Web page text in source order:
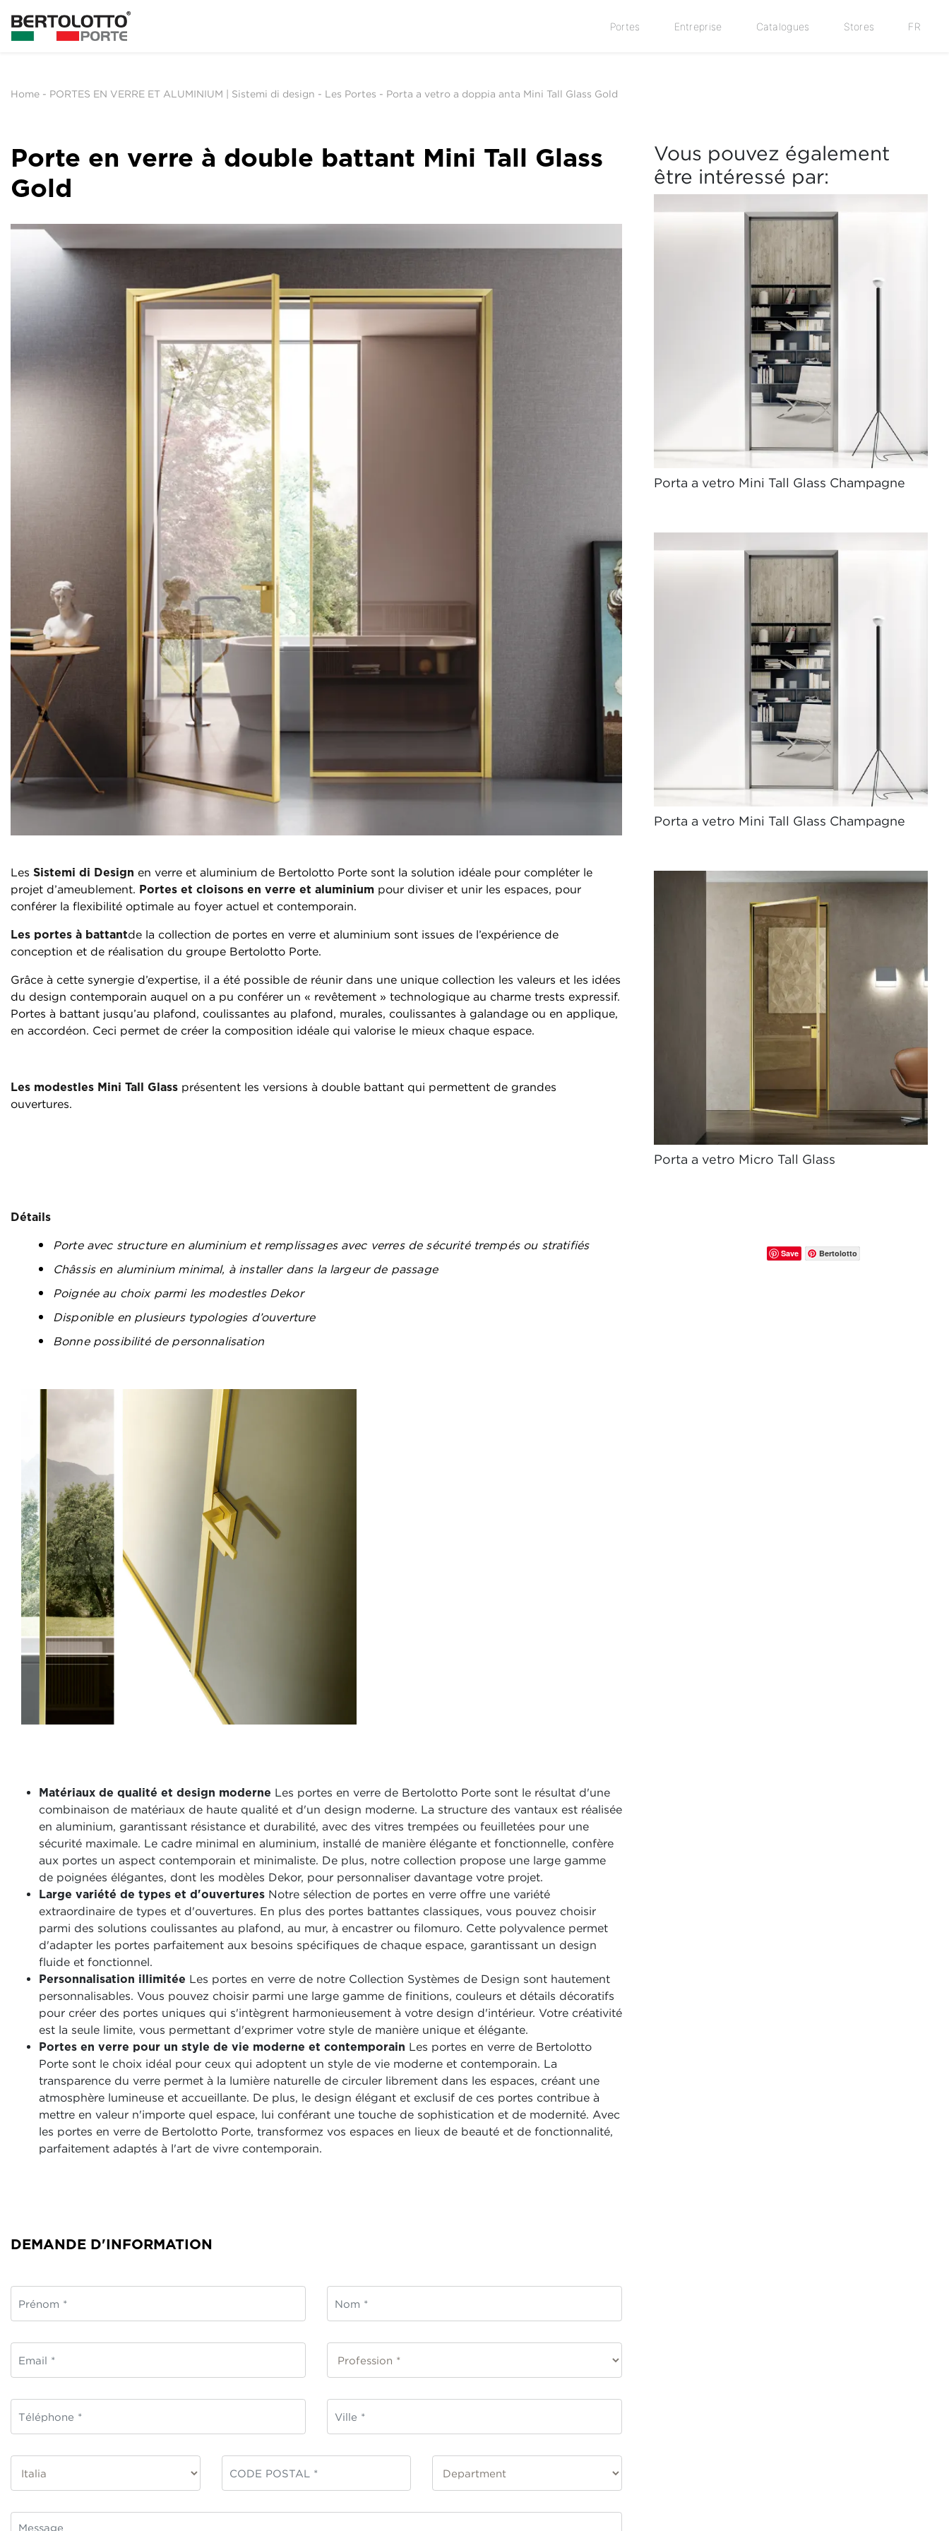
Portes Entreprise Catalogues Stores FR
Home - PORTES EN VERRE ET ALUMINIUM | Sistemi di design - Les Portes - Porta a vetro a doppia anta Mini Tall Glass Gold
Porte en verre à double battant Mini Tall Glass
Gold
Les Sistemi di Design en verre et aluminium de Bertolotto Porte sont la solution idéale pour compléter le
projet d’ameublement. Portes et cloisons en verre et aluminium pour diviser et unir les espaces, pour
conférer la flexibilité optimale au foyer actuel et contemporain.
Les portes à battantde la collection de portes en verre et aluminium sont issues de l’expérience de
conception et de réalisation du groupe Bertolotto Porte.
Grâce à cette synergie d’expertise, il a été possible de réunir dans une unique collection les valeurs et les idées
du design contemporain auquel on a pu conférer un « revêtement » technologique au charme trests expressif.
Portes à battant jusqu’au plafond, coulissantes au plafond, murales, coulissantes à galandage ou en applique,
en accordéon. Ceci permet de créer la composition idéale qui valorise le mieux chaque espace.
Les modestles Mini Tall Glass présentent les versions à double battant qui permettent de grandes
ouvertures.
Détails
Porte avec structure en aluminium et remplissages avec verres de sécurité trempés ou stratifiés
Châssis en aluminium minimal, à installer dans la largeur de passage
Poignée au choix parmi les modestles Dekor
Disponible en plusieurs typologies d’ouverture
Bonne possibilité de personnalisation
Matériaux de qualité et design moderne Les portes en verre de Bertolotto Porte sont le résultat d'une
combinaison de matériaux de haute qualité et d'un design moderne. La structure des vantaux est réalisée
en aluminium, garantissant résistance et durabilité, avec des vitres trempées ou feuilletées pour une
sécurité maximale. Le cadre minimal en aluminium, installé de manière élégante et fonctionnelle, confère
aux portes un aspect contemporain et minimaliste. De plus, notre collection propose une large gamme
de poignées élégantes, dont les modèles Dekor, pour personnaliser davantage votre projet.
Large variété de types et d'ouvertures Notre sélection de portes en verre offre une variété
extraordinaire de types et d'ouvertures. En plus des portes battantes classiques, vous pouvez choisir
parmi des solutions coulissantes au plafond, au mur, à encastrer ou filomuro. Cette polyvalence permet
d'adapter les portes parfaitement aux besoins spécifiques de chaque espace, garantissant un design
fluide et fonctionnel.
Personnalisation illimitée Les portes en verre de notre Collection Systèmes de Design sont hautement
personnalisables. Vous pouvez choisir parmi une large gamme de finitions, couleurs et détails décoratifs
pour créer des portes uniques qui s'intègrent harmonieusement à votre design d'intérieur. Votre créativité
est la seule limite, vous permettant d'exprimer votre style de manière unique et élégante.
Portes en verre pour un style de vie moderne et contemporain Les portes en verre de Bertolotto
Porte sont le choix idéal pour ceux qui adoptent un style de vie moderne et contemporain. La
transparence du verre permet à la lumière naturelle de circuler librement dans les espaces, créant une
atmosphère lumineuse et accueillante. De plus, le design élégant et exclusif de ces portes contribue à
mettre en valeur n'importe quel espace, lui conférant une touche de sophistication et de modernité. Avec
les portes en verre de Bertolotto Porte, transformez vos espaces en lieux de beauté et de fonctionnalité,
parfaitement adaptés à l'art de vivre contemporain.
DEMANDE D'INFORMATION
Vous pouvez également
être intéressé par:
Porta a vetro Mini Tall Glass Champagne
Porta a vetro Mini Tall Glass Champagne
Porta a vetro Micro Tall Glass
Save Bertolotto